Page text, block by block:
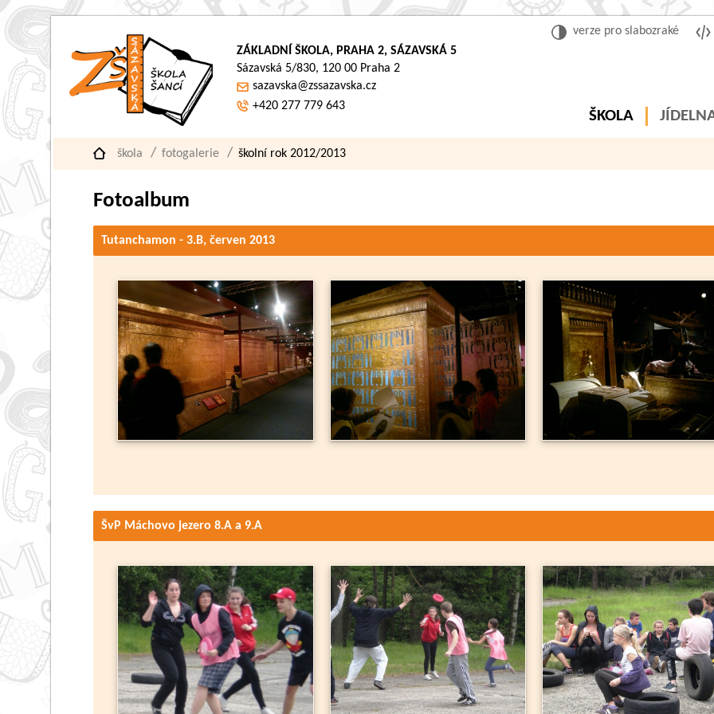
verze pro slabozraké
ZÁKLADNÍ ŠKOLA, PRAHA 2, SÁZAVSKÁ 5
Sázavská 5/830, 120 00 Praha 2
sazavska@zssazavska.cz
+420 277 779 643
ŠKOLA
škola fotogalerie školní rok 2012/2013
Fotoalbum
Tutanchamon - 3.B, červen 2013
ŠvP Máchovo jezero 8.A a 9.A